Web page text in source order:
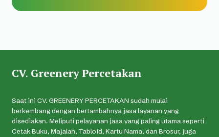
CV. Greenery Percetakan
Saat ini CV. GREENERY PERCETAKAN sudah mulai
berkembang dengan bertambahnya jasa layanan yang
disediakan. Meliputi pelayanan jasa yang paling utama seperti
Cetak Buku, Majalah, Tabloid, Kartu Nama, dan Brosur, juga